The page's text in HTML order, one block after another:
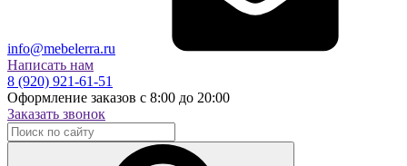
info@mebelerra.ru
Написать нам
8 (920) 921-61-51
Оформление заказов с 8:00 до 20:00
Заказать звонок